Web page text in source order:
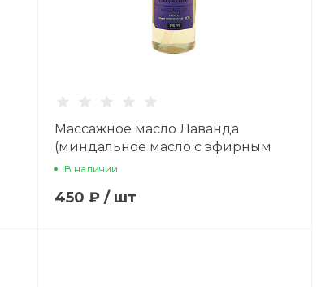
Массажное масло Лаванда
(миндальное масло с эфирным
маслом лаванды) 100 мл
В наличии
450 ₽/ шт